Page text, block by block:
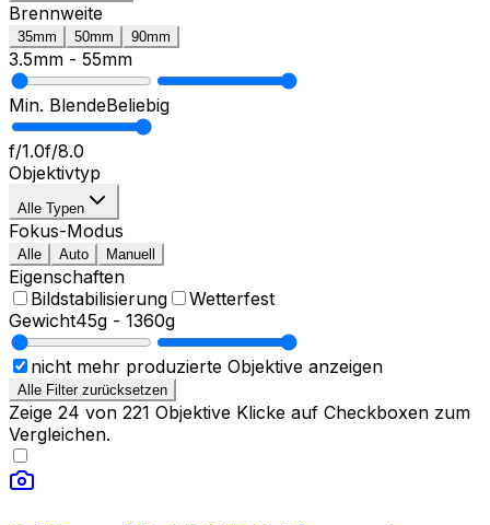
Brennweite
35mm 50mm 90mm
3.5mm - 55mm
Min. BlendeBeliebig
f/1.0f/8.0
Objektivtyp
Alle Typen
Fokus-Modus
Alle Auto Manuell
Eigenschaften
Bildstabilisierung
Wetterfest
Gewicht45g - 1360g
nicht mehr produzierte Objektive anzeigen
Alle Filter zurücksetzen
Zeige 24 von 221 Objektive Klicke auf Checkboxen zum
Vergleichen.